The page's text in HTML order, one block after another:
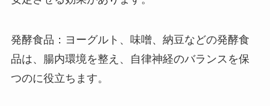
発酵食品：ヨーグルト、味噌、納豆などの発酵食
品は、腸内環境を整え、自律神経のバランスを保
つのに役立ちます。